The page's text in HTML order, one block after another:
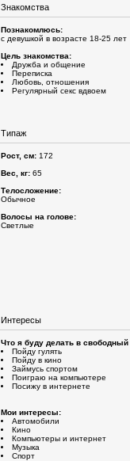
Знакомства
Познакомлюсь:
с девушкой в возрасте 18-25 лет
Цель знакомства:
Дружба и общение
Переписка
Любовь, отношения
Регулярный секс вдвоем
Типаж
Рост, см: 172
Вес, кг: 65
Телосложение:
Обычное
Волосы на голове:
Светлые
Интересы
Что я буду делать в свободный
Пойду гулять
Пойду в кино
Займусь спортом
Поиграю на компьютере
Посижу в интернете
Мои интересы:
Автомобили
Кино
Компьютеры и интернет
Музыка
Спорт